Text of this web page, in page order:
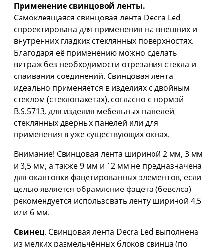
Применение свинцовой ленты.
Самоклеящаяся свинцовая лента Decra Led
спроектирована для применения на внешних и
внутренних гладких стеклянных поверхностях.
Благодаря её применению можно сделать
витраж без необходимости отрезания стекла и
спаивания соединений. Свинцовая лента
идеально применяется в изделиях с двойным
стеклом (стеклопакетах), согласно с нормой
B.S.5713, для изделия мебельных панелей,
стеклянных дверных панелей или для
применения в уже существующих окнах.
Внимание! Свинцовая лента шириной 2 мм, 3 мм
и 3,5 мм, а также 9 мм и 12 мм не предназначена
для окантовки фацетированных элементов, если
целью является обрамление фацета (бевелса)
рекомендуется использовать ленту шириной 4,5
или 6 мм.
Свинец. Свинцовая лента Decra Led выполнена
из мелких размельчённых блоков свинца (по